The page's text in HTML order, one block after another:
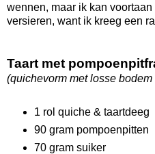
wennen, maar ik kan
versieren, want ik kreeg een
Taart met
(quichevorm met losse
1 rol quiche & taartdeeg
90 gram pompoenpitten
70 gram suiker